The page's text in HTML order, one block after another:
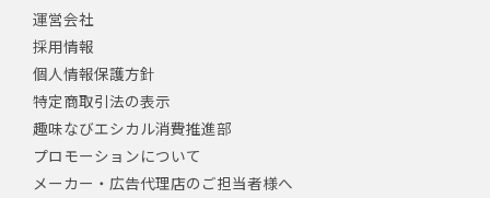
運営会社
採用情報
個人情報保護方針
特定商取引法の表示
趣味なびエシカル消費推進部
プロモーションについて
メーカー・広告代理店のご担当者様へ